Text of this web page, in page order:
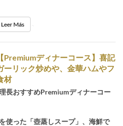
Cena
Leer Más
ディナーコース】喜記
リック炒めや、金華ハムやフ
材
長おすすめPremiumディナーコー
使った「壺蒸しスープ」、海鮮で